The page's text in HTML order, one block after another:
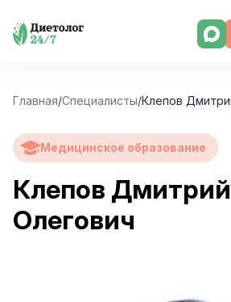
Skip
Главная/Специалисты/Клепов
Медицинское образование
Клепов Дмитрий
Олегович